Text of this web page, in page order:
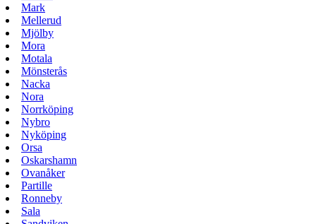
Mark
Mellerud
Mjölby
Mora
Motala
Mönsterås
Nacka
Nora
Norrköping
Nybro
Nyköping
Orsa
Oskarshamn
Ovanåker
Partille
Ronneby
Sala